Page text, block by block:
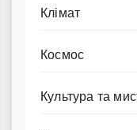
Клімат
Космос
Культура та